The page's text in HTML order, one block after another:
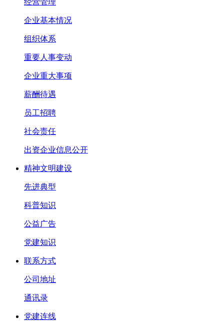
企业基本情况
组织体系
重要人事变动
企业重大事项
薪酬待遇
员工招聘
社会责任
出资企业信息公开
精神文明建设
先进典型
科普知识
公益广告
党建知识
联系方式
公司地址
通讯录
党建连线